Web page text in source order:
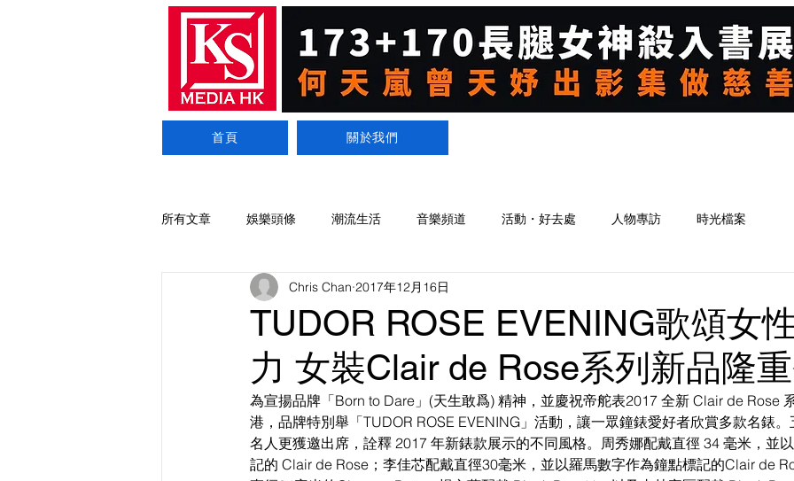
首頁 關於我們
所有文章 娛樂頭條 潮流生活 音樂頻道 活動・好去處 人物專訪 時光檔案
TUDOR ROSE EVENING歌頌女
力 女裝Clair de Rose系列新品隆
Chris Chan 2017年12月16日
為宣揚品牌「Born to Dare」(天生敢爲) 精神，並慶祝帝舵表2017 全新 Clair de Rose
港，品牌特別舉「TUDOR ROSE EVENING」活動，讓一眾鐘錶愛好者欣賞多款名錶
名人更獲邀出席，詮釋 2017 年新錶款展示的不同風格。周秀娜配戴直徑 34 毫米，並
記的 Clair de Rose；李佳芯配戴直徑30毫米，並以羅馬數字作為鐘點標記的Clair de